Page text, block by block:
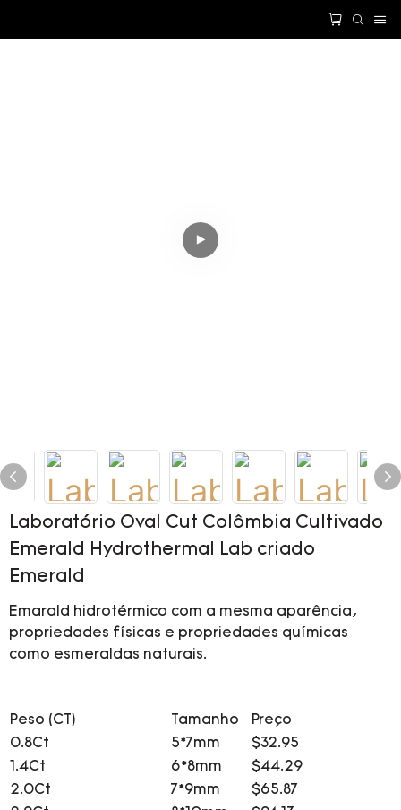
Laboratório Oval Cut Colômbia Cultivado
Emerald Hydrothermal Lab criado
Emerald
Emarald hidrotérmico com a mesma aparência,
propriedades físicas e propriedades químicas
como esmeraldas naturais.
Peso (CT) Tamanho
Preço
0.8Ct
5*7mm
$32.95
1.4Ct
6*8mm
$44.29
2.0Ct
7*9mm
$65.87